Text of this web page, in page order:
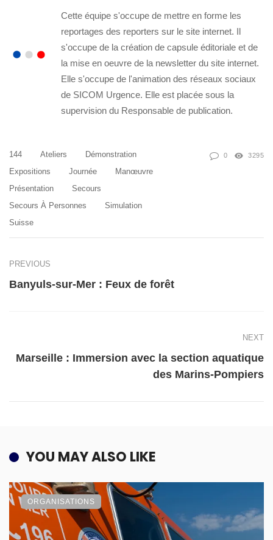
Cette équipe s'occupe de mettre en forme les
reportages des reporters sur le site internet. Il
s'occupe de la création de capsule éditoriale et de
la mise en oeuvre de la newsletter du site internet.
Elle s'occupe de l'animation des réseaux sociaux
de SICOM Urgence. Elle est placée sous la
supervision du Responsable de publication.
144 Ateliers
Démonstration
Expositions
Journée
Manœuvre
Présentation
Secours
Secours À Personnes
Simulation
Suisse
0 3295
PREVIOUS
Banyuls-sur-Mer : Feux de forêt
NEXT
Marseille : Immersion avec la section aquatique
des Marins-Pompiers
YOU MAY ALSO LIKE
ORGANISATIONS